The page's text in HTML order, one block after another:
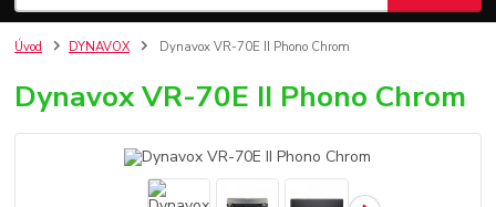
Úvod DYNAVOX Dynavox VR-70E II Phono Chrom
Dynavox VR-70E II Phono Chrom